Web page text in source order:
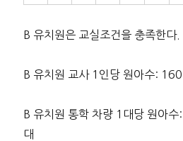
B 유치원은 교실조건을 충족한다.
B 유치원 교사 1인당 원아수:
B 유치원 통학 차량 1대당 원아
대